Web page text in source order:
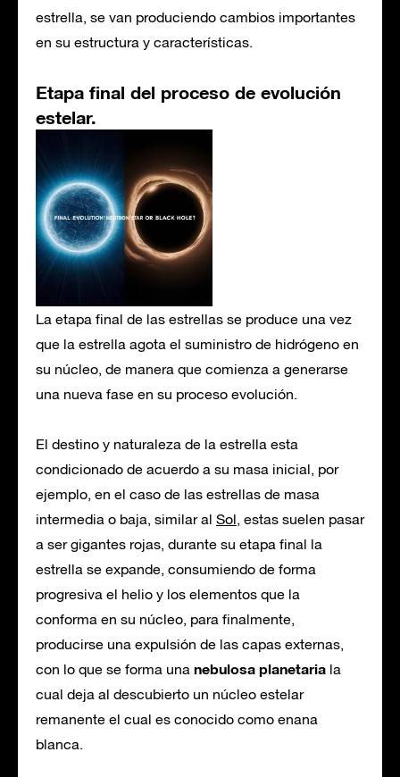
estrella, se van produciendo cambios importantes
en su estructura y características.
Etapa final del proceso de evolución
estelar.
La etapa final de las estrellas se produce una vez
que la estrella agota el suministro de hidrógeno en
su núcleo, de manera que comienza a generarse
una nueva fase en su proceso evolución.
El destino y naturaleza de la estrella esta
condicionado de acuerdo a su masa inicial, por
ejemplo, en el caso de las estrellas de masa
intermedia o baja, similar al Sol, estas suelen pasar
a ser gigantes rojas, durante su etapa final la
estrella se expande, consumiendo de forma
progresiva el helio y los elementos que la
conforma en su núcleo, para finalmente,
producirse una expulsión de las capas externas,
con lo que se forma una nebulosa planetaria la
cual deja al descubierto un núcleo estelar
remanente el cual es conocido como enana
blanca.